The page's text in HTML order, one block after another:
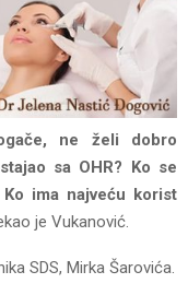
ne želi dobro
sa OHR? Ko se
ima najveću korist
je Vukanović.
SDS, Mirka Šarovića.